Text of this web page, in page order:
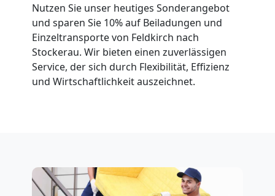
Nutzen Sie unser heutiges Sonderangebot
und sparen Sie 10% auf Beiladungen und
Einzeltransporte von Feldkirch nach
Stockerau. Wir bieten einen zuverlässigen
Service, der sich durch Flexibilität, Effizienz
und Wirtschaftlichkeit auszeichnet.